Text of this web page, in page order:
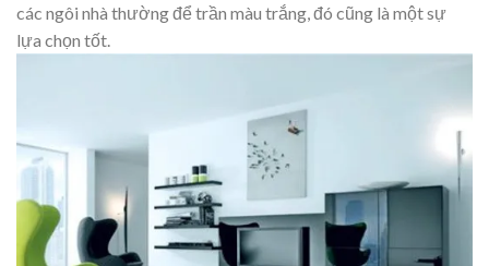
các ngôi nhà thường để trần màu trắng, đó cũng là một sự
lựa chọn tốt.